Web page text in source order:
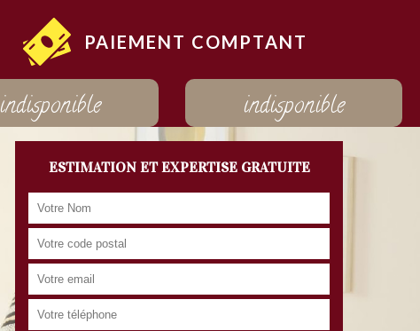
PAIEMENT COMPTANT
indisponible indisponible
ESTIMATION ET EXPERTISE GRATUITE